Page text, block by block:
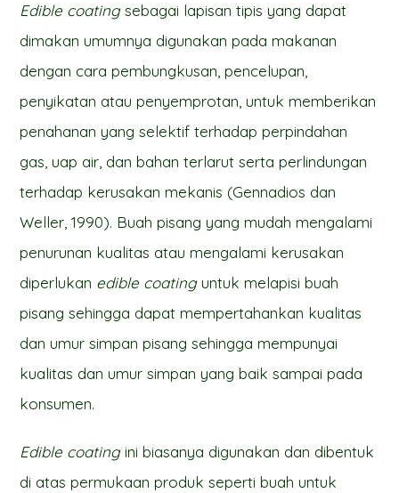
Edible coatingsebagai lapisan tipis yang dapat
dimakan umumnya digunakan pada makanan
dengan cara pembungkusan, pencelupan,
penyikatan atau penyemprotan, untuk memberikan
penahanan yang selektif terhadap perpindahan
gas, uap air, dan bahan terlarut serta perlindungan
terhadap kerusakan mekanis (Gennadios dan
Weller, 1990). Buah pisang yang mudah mengalami
penurunan kualitas atau mengalami kerusakan
diperlukan edible coatinguntuk melapisi buah
pisang sehingga dapat mempertahankan kualitas
dan umur simpan pisang sehingga mempunyai
kualitas dan umur simpan yang baik sampai pada
konsumen.
Edible coatingini biasanya digunakan dan dibentuk
di atas permukaan produk seperti buah untuk